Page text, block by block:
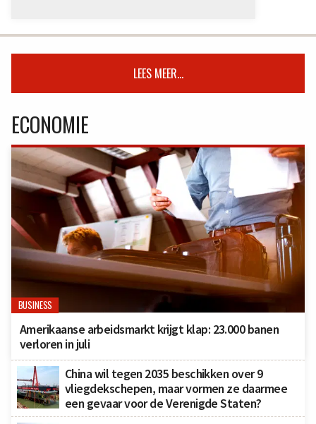
LEES MEER...
ECONOMIE
BUSINESS
Amerikaanse arbeidsmarkt krijgt klap: 23.000 banen
verloren in juli
China wil tegen 2035 beschikken over 9
vliegdekschepen, maar vormen ze daarmee
een gevaar voor de Verenigde Staten?